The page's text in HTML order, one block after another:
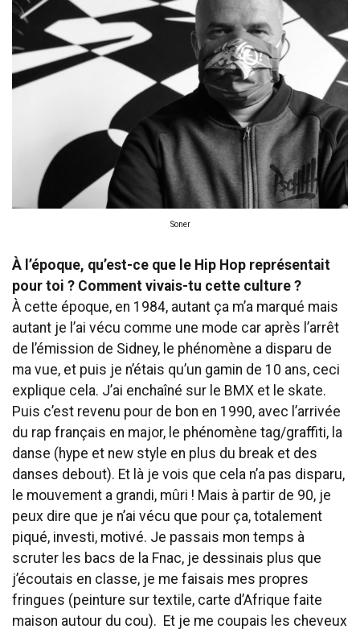
Soner
À l’époque, qu’est-ce que le Hip Hop représentait
pour toi ? Comment vivais-tu cette culture ?
À cette époque, en 1984, autant ça m’a marqué mais
autant je l’ai vécu comme une mode car après l’arrêt
de l’émission de Sidney, le phénomène a disparu de
ma vue, et puis je n’étais qu’un gamin de 10 ans, ceci
explique cela. J’ai enchaîné sur le BMX et le skate.
Puis c’est revenu pour de bon en 1990, avec l’arrivée
du rap français en major, le phénomène tag/graffiti, la
danse (hype et new style en plus du break et des
danses debout). Et là je vois que cela n’a pas disparu,
le mouvement a grandi, mûri ! Mais à partir de 90, je
peux dire que je n’ai vécu que pour ça, totalement
piqué, investi, motivé. Je passais mon temps à
scruter les bacs de la Fnac, je dessinais plus que
j’écoutais en classe, je me faisais mes propres
fringues (peinture sur textile, carte d’Afrique faite
maison autour du cou). Et je me coupais les cheveux